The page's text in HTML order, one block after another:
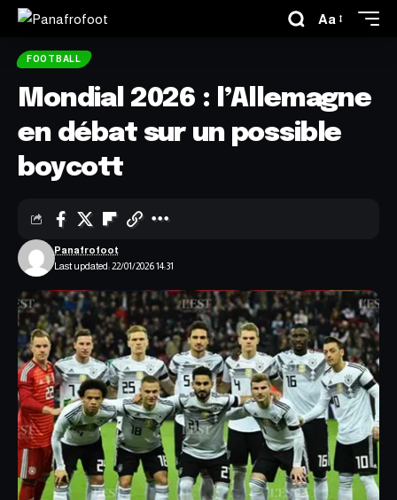
Aa
FOOTBALL
Mondial 2026 : l’Allemagne
en débat sur un possible
boycott
Last updated: 22/01/2026 14:31
Panafrofoot